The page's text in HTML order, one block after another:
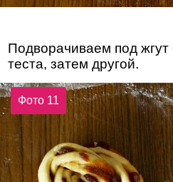
Подворачиваем под жгут
теста, затем другой.
Фото 11